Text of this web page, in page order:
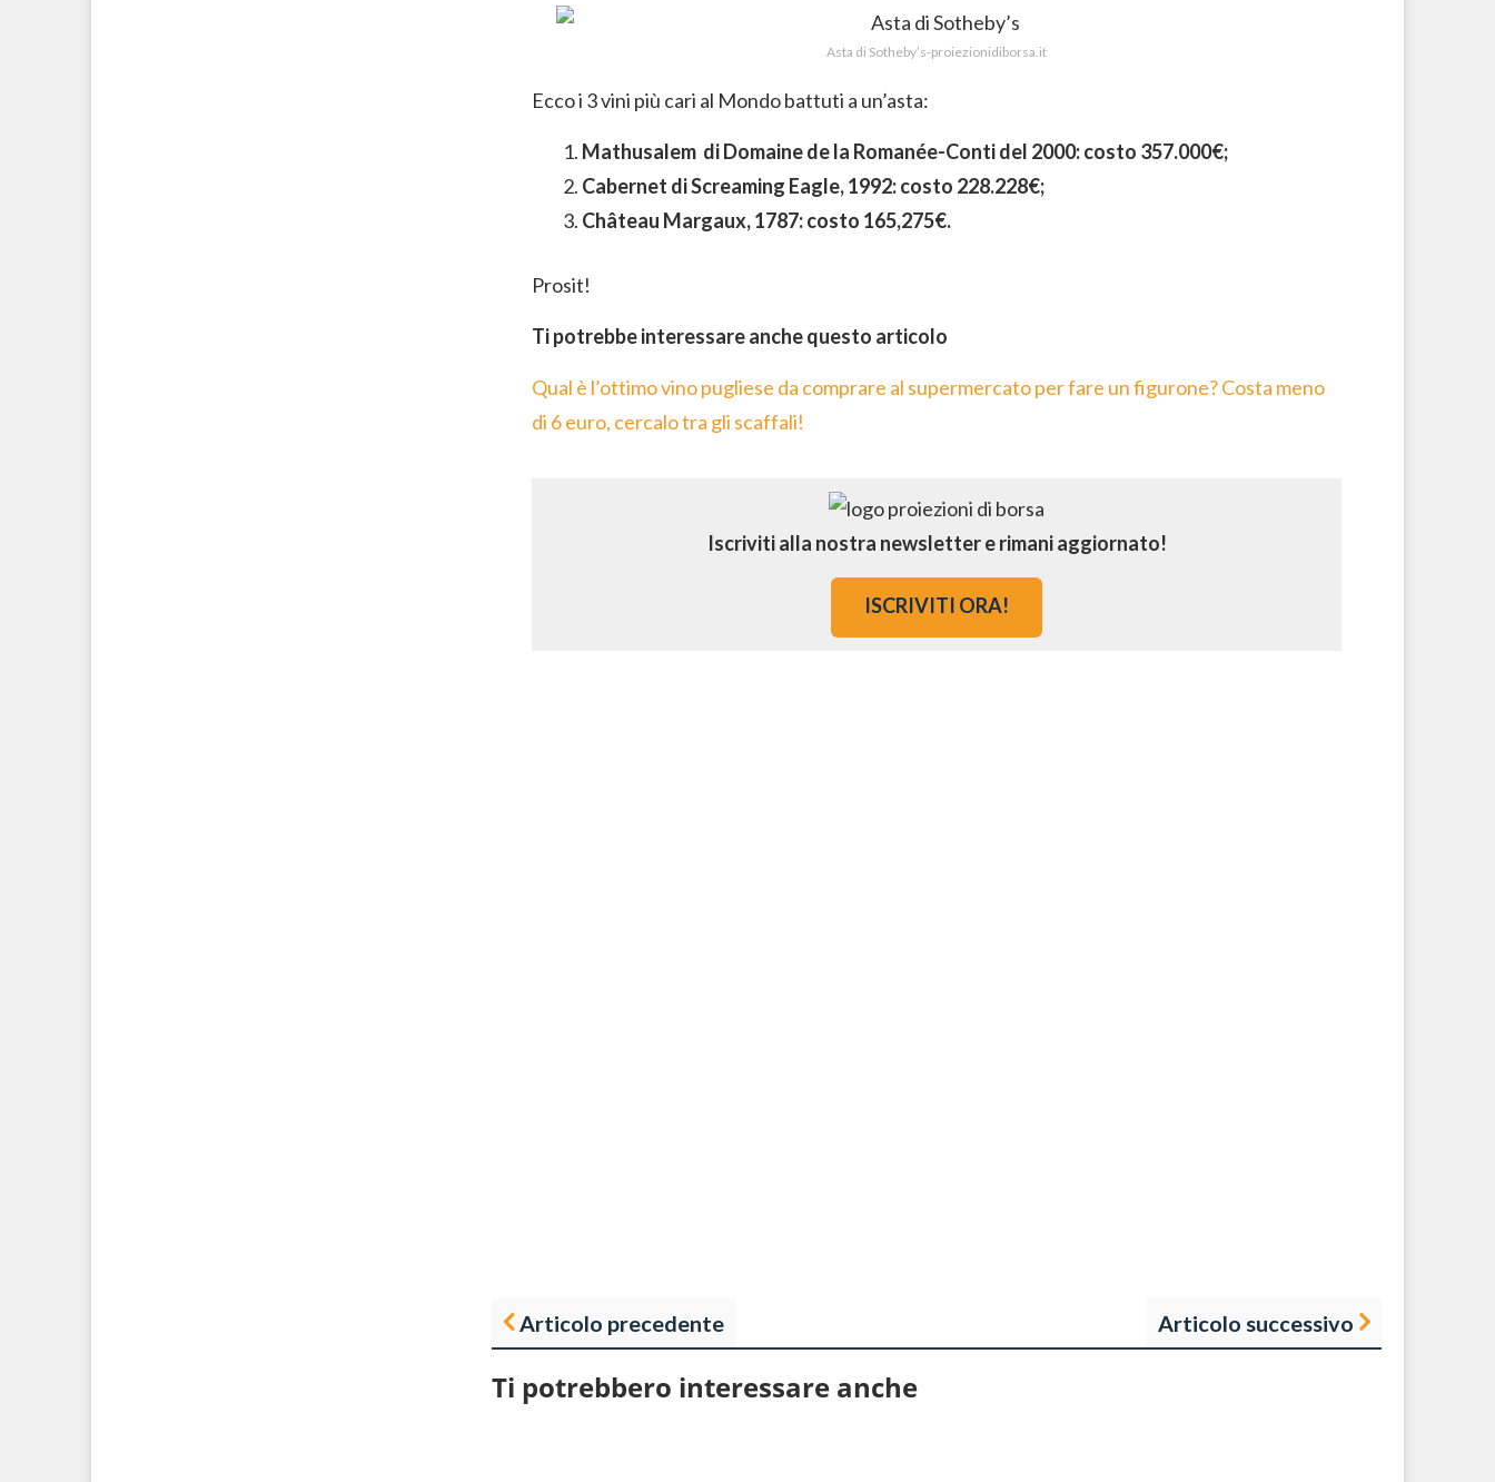
Asta di Sotheby’s-proiezionidiborsa.it
Ecco i 3 vini più cari al Mondo battuti a un’asta:
Mathusalem di Domaine de la Romanée-Conti del 2000: costo 357.000€;
Cabernet di Screaming Eagle, 1992: costo 228.228€;
Château Margaux, 1787:costo 165,275€.
Prosit!
Ti potrebbe interessare anche questo articolo
Qual è l’ottimo vino pugliese da comprare al supermercato per fare un figurone? Costa meno
di 6 euro, cercalo tra gli scaffali!
Iscriviti alla nostra newsletter e rimani aggiornato!
ISCRIVITI ORA!
Articolo precedente Articolo successivo
Ti potrebbero interessare anche